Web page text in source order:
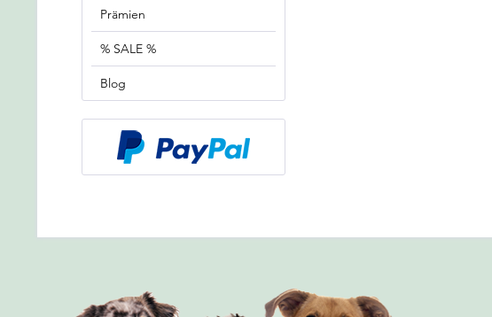
Prämien
% SALE %
Blog